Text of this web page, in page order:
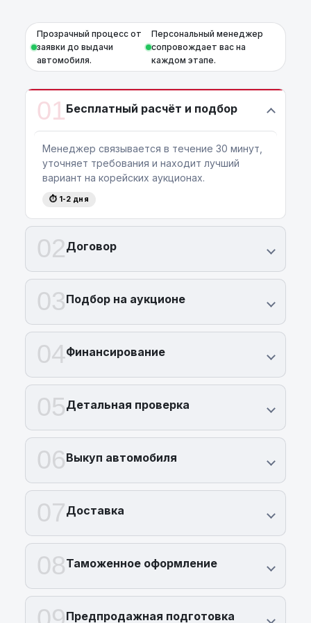
Прозрачный процесс от
заявки до выдачи
автомобиля.
Персональный менеджер
сопровождает вас на
каждом этапе.
01Бесплатный расчёт и подбор
Менеджер связывается в течение 30 минут,
уточняет требования и находит лучший
вариант на корейских аукционах.
⏱ 1-2 дня
02Договор
03Подбор на аукционе
04Финансирование
05Детальная проверка
06Выкуп автомобиля
07Доставка
08Таможенное оформление
Предпродажная подготовка